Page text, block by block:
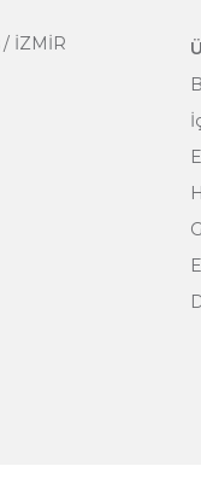
/ İZMİR